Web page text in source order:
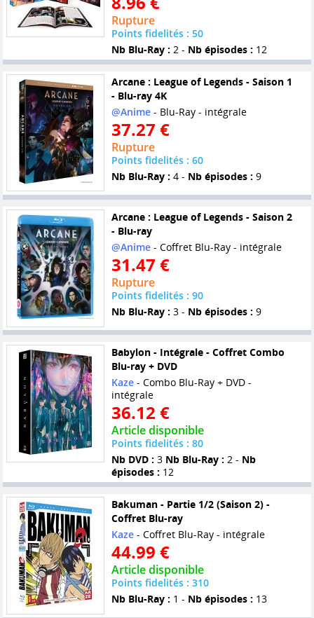
Rupture
Points fidelités : 50
Nb Blu-Ray : 2 - Nb épisodes : 12
Arcane : League of Legends - Saison 1
- Blu-ray 4K
@Anime- Blu-Ray - intégrale
37.27 €
Rupture
Points fidelités : 60
Nb Blu-Ray : 4 - Nb épisodes : 9
Arcane : League of Legends - Saison 2
- Blu-ray
@Anime- Coffret Blu-Ray - intégrale
31.47 €
Rupture
Points fidelités : 90
Nb Blu-Ray : 3 - Nb épisodes : 9
Babylon - Intégrale - Coffret Combo
Blu-ray + DVD
Kaze- Combo Blu-Ray + DVD -
intégrale
36.12 €
Article disponible
Points fidelités : 80
Nb DVD : 3 Nb Blu-Ray : 2 - Nb
épisodes : 12
Bakuman - Partie 1/2 (Saison 2) -
Coffret Blu-ray
Kaze- Coffret Blu-Ray - intégrale
44.99 €
Article disponible
Points fidelités : 310
Nb Blu-Ray : 1 - Nb épisodes : 13